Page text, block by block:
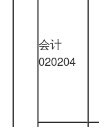
会计
020204